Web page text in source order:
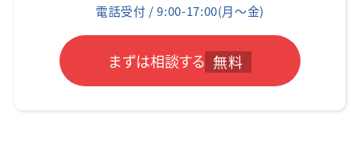
電話受付 / 9:00-17:00(月～金)
まずは相談する 無料